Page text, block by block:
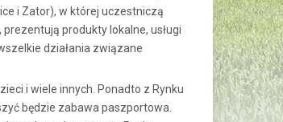
i Zator), w której uczestniczą
produkty lokalne, usługi
działania związane
i wiele innych. Ponadto z Rynku
będzie zabawa paszportowa.